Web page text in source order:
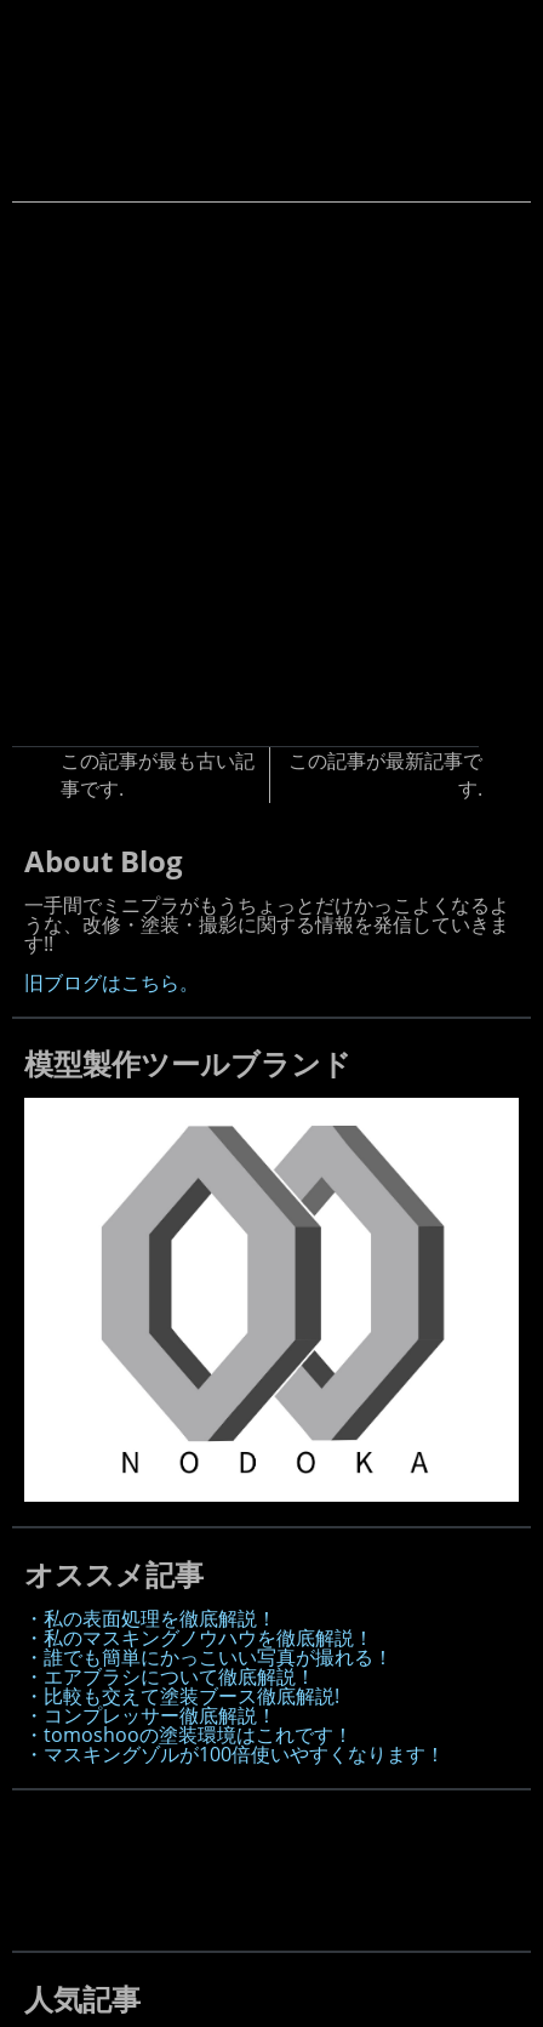
この記事が最も古い記
事です.
この記事が最新記事で
す.
About Blog
一手間でミニプラがもうちょっとだけかっこよくなるよ
うな、改修・塗装・撮影に関する情報を発信していきま
す!!
旧ブログはこちら。
模型製作ツールブランド
オススメ記事
・私の表面処理を徹底解説！
・私のマスキングノウハウを徹底解説！
・誰でも簡単にかっこいい写真が撮れる！
・エアブラシについて徹底解説！
・比較も交えて塗装ブース徹底解説!
・コンプレッサー徹底解説！
・tomoshooの塗装環境はこれです！
・マスキングゾルが100倍使いやすくなります！
人気記事